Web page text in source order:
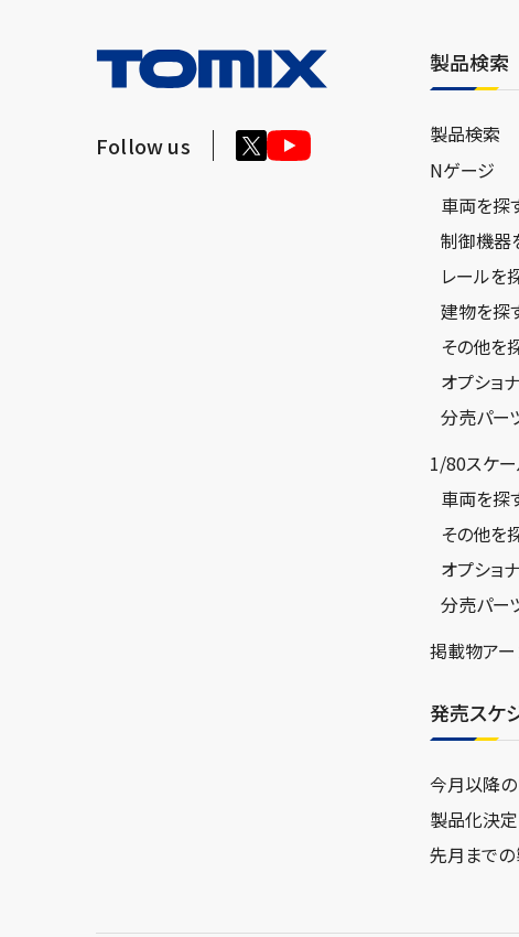
Follow us
製品検索
製品検索
Nゲージ
車両を探
制御機器
レールを
建物を探
その他を
オプショ
分売パー
1/80スケ
車両を探
その他を
オプショ
分売パー
掲載物ア
発売スケ
今月以降
製品化決定
先月まで